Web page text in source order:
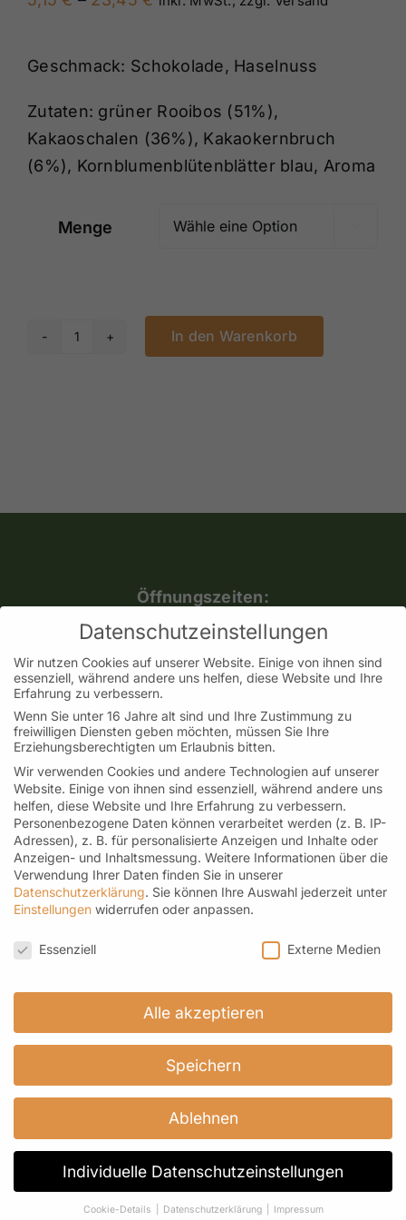
Geschmack: Schokolade, Haselnuss
Zutaten: grüner Rooibos (51%),
Kakaoschalen (36%), Kakaokernbruch
(6%), Kornblumenblütenblätter blau, Aroma
Menge
In den Warenkorb
Öffnungszeiten:
Mo, Mi, Do, Fr.: 9:30 – 18:00 Uhr
(Adventssamstage bis 16:00 Uhr geöffnet)
Kontakt
Helfereistraße 4 I 78532 Tuttlingen
Telefon: 07461-171 96 69 M: 0176-21451329
kontakt@roemer-spitzentee.de
Hier geht es zur Anmeldung
© Copyright
2026 | Römer-
Zahlung und
Versand| Widerrufsrecht|AGB|graphik-pool.de
Datenschutzeinstellungen
Wir nutzen Cookies auf unserer Website. Einige von ihnen sind
essenziell, während andere uns helfen, diese Website und Ihre
Erfahrung zu verbessern.
Wenn Sie unter 16 Jahre alt sind und Ihre Zustimmung zu
freiwilligen Diensten geben möchten, müssen Sie Ihre
Erziehungsberechtigten um Erlaubnis bitten.
Wir verwenden Cookies und andere Technologien auf unserer
Website. Einige von ihnen sind essenziell, während andere uns
helfen, diese Website und Ihre Erfahrung zu verbessern.
Personenbezogene Daten können verarbeitet werden (z. B. IP-
Adressen), z. B. für personalisierte Anzeigen und Inhalte oder
Anzeigen- und Inhaltsmessung. Weitere Informationen über die
Verwendung Ihrer Daten finden Sie in unserer
Datenschutzerklärung. Sie können Ihre Auswahl jederzeit unter
Einstellungen widerrufen oder anpassen.
Essenziell
Externe Medien
Alle akzeptieren
Speichern
Ablehnen
Individuelle Datenschutzeinstellungen
Cookie-Details Datenschutzerklärung Impressum